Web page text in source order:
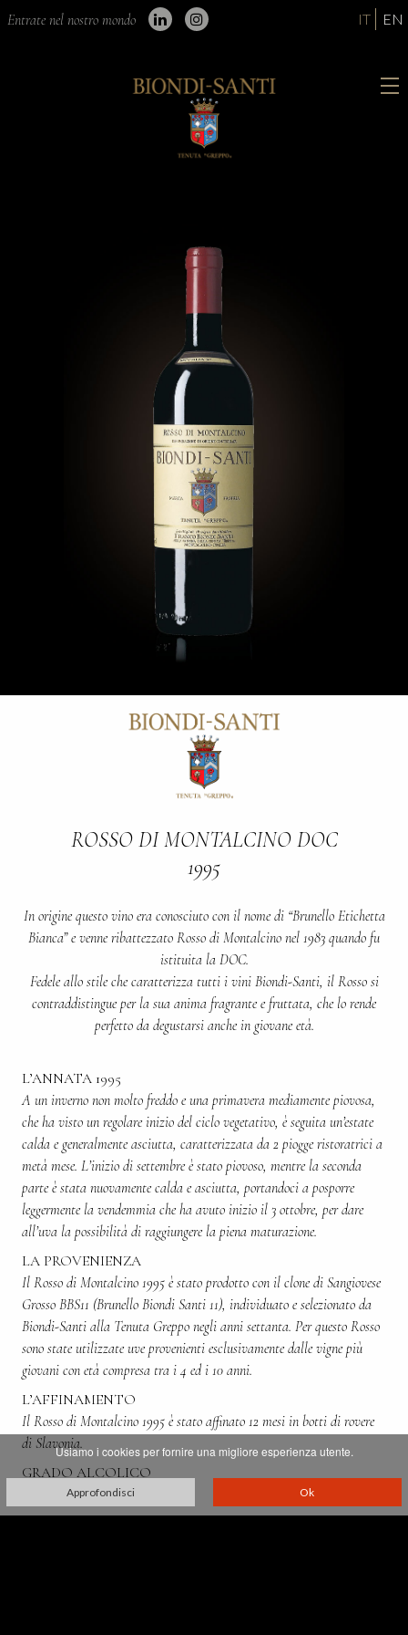
Entrate nel nostro mondo IT EN
ROSSO DI MONTALCINO DOC
1995
In origine questo vino era conosciuto con il nome di “Brunello Etichetta
Bianca” e venne ribattezzato Rosso di Montalcino nel 1983 quando fu
istituita la DOC.
Fedele allo stile che caratterizza tutti i vini Biondi-Santi, il Rosso si
contraddistingue per la sua anima fragrante e fruttata, che lo rende
perfetto da degustarsi anche in giovane età.
L’ANNATA 1995
A un inverno non molto freddo e una primavera mediamente piovosa,
che ha visto un regolare inizio del ciclo vegetativo, è seguita un’estate
calda e generalmente asciutta, caratterizzata da 2 piogge ristoratrici a
metà mese. L’inizio di settembre è stato piovoso, mentre la seconda
parte è stata nuovamente calda e asciutta, portandoci a posporre
leggermente la vendemmia che ha avuto inizio il 3 ottobre, per dare
all’uva la possibilità di raggiungere la piena maturazione.
LA PROVENIENZA
Il Rosso di Montalcino 1995 è stato prodotto con il clone di Sangiovese
Grosso BBS11 (Brunello Biondi Santi 11), individuato e selezionato da
Biondi-Santi alla Tenuta Greppo negli anni settanta. Per questo Rosso
sono state utilizzate uve provenienti esclusivamente dalle vigne più
giovani con età compresa tra i 4 ed i 10 anni.
L’AFFINAMENTO
Il Rosso di Montalcino 1995 è stato affinato 12 mesi in botti di rovere
di Slavonia.
GRADO ALCOLICO
Usiamo i cookies per fornire una migliore esperienza utente.
Approfondisci Ok